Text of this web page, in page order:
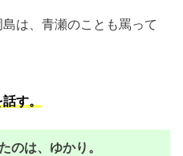
は、青瀬のことも罵って
す。
のは、ゆかり。